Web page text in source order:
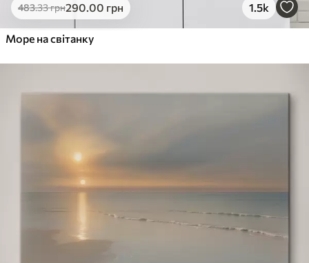
483.33грн290.00 грн 1.5k
Море на світанку